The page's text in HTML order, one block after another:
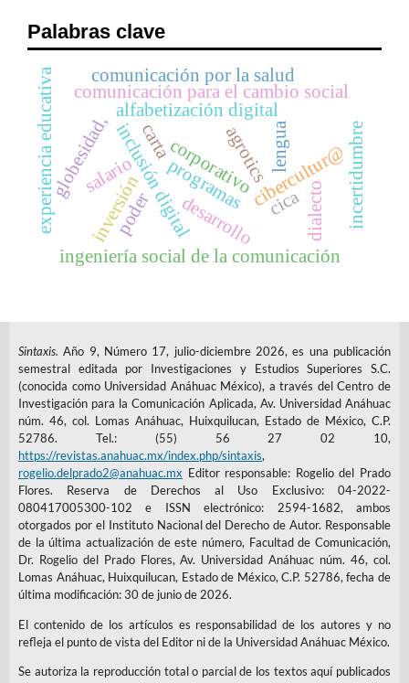
Palabras clave
agrotics
inclusión digital
alfabetización digital
comunicación para el cambio social
cibercultur@
ingeniería social de la comunicación
experiencia educativa corporativo
inversión
salario programas
comunicación por la salud
globesidad, incertidumbre
lengua
dialecto
carta
cica
desarrollo
poder
Sintaxis.Año 9, Número 17, julio-diciembre 2026, es una publicación
semestral editada por Investigaciones y Estudios Superiores S.C.
(conocida como Universidad Anáhuac México), a través del Centro de
Investigación para la Comunicación Aplicada, Av. Universidad Anáhuac
núm. 46, col. Lomas Anáhuac, Huixquilucan, Estado de México, C.P.
52786. Tel.: (55) 56 27 02 10,
https://revistas.anahuac.mx/index.php/sintaxis,
rogelio.delprado2@anahuac.mxEditor responsable: Rogelio del Prado
Flores. Reserva de Derechos al Uso Exclusivo: 04-2022-
080417005300-102 e ISSN electrónico: 2594-1682, ambos
otorgados por el Instituto Nacional del Derecho de Autor. Responsable
de la última actualización de este número, Facultad de Comunicación,
Dr. Rogelio del Prado Flores, Av. Universidad Anáhuac núm. 46, col.
Lomas Anáhuac, Huixquilucan, Estado de México, C.P. 52786, fecha de
última modificación: 30 de junio de 2026.
El contenido de los artículos es responsabilidad de los autores y no
refleja el punto de vista del Editor ni de la Universidad Anáhuac México.
Se autoriza la reproducción total o parcial de los textos aquí publicados